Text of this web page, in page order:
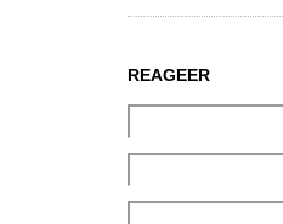
REAGEER